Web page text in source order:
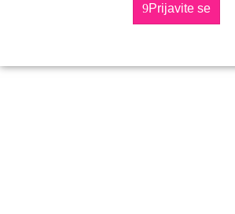
Prijavite se